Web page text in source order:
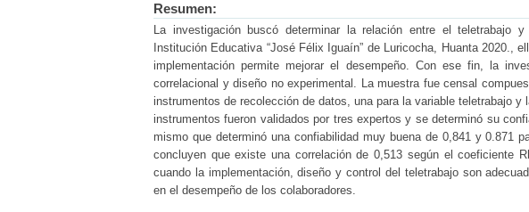
Resumen:
La investigación buscó determinar la relación entre el teletrabajo
Institución Educativa “José Félix Iguaín” de Luricocha, Huanta 2020.,
implementación permite mejorar el desempeño. Con ese fin, la
correlacional y diseño no experimental. La muestra fue censal
instrumentos de recolección de datos, una para la variable teletrabajo
instrumentos fueron validados por tres expertos y se determinó su
mismo que determinó una confiabilidad muy buena de 0,841 y 0.871
concluyen que existe una correlación de 0,513 según el coeficiente
cuando la implementación, diseño y control del teletrabajo son
en el desempeño de los colaboradores.